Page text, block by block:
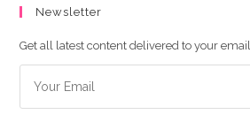
Newsletter
Get all latest content delivered to your email.